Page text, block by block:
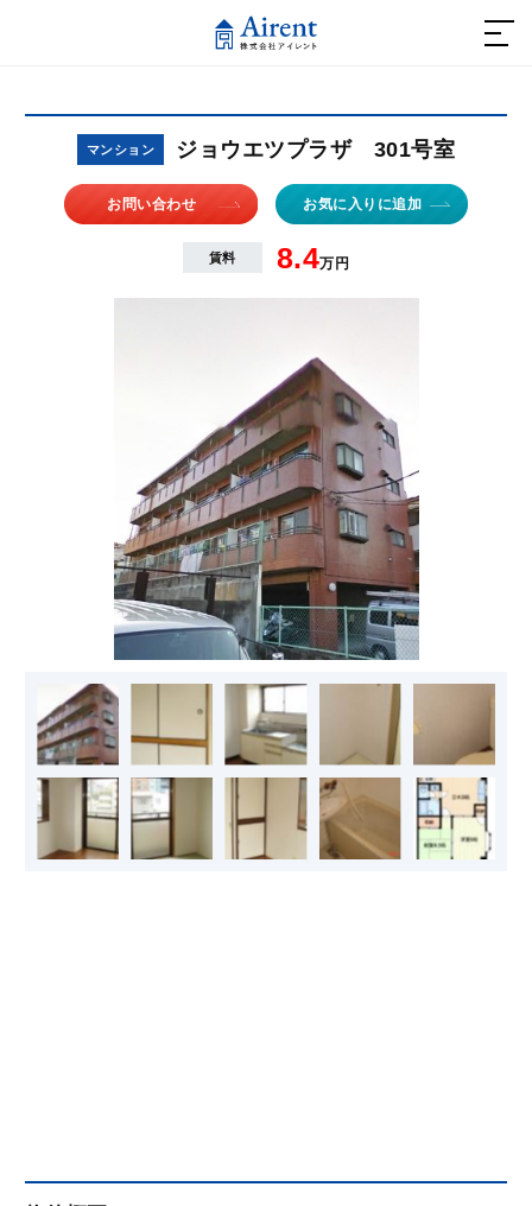
- リノベーションマンション
不動産を売りたい方
- 不動産買取
コンサルティング
- リロケーションサービス
不動産業者の方へ
お知らせ
プライバシーポリシー
マンション ジョウエツプラザ 301号室
お問い合わせ お気に入りに追加
賃料 8.4万円